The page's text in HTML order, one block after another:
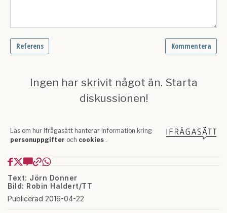
Text: Jörn Donner
Bild: Robin Haldert/TT
Publicerad 2016-04-22